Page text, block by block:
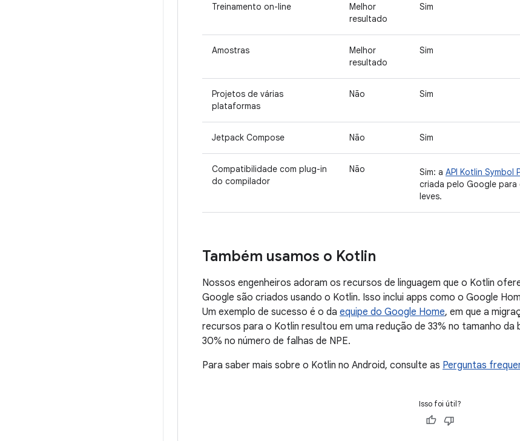
Treinamento on-line
Melhor
resultado
Sim
Amostras
Melhor
resultado
Sim
Projetos de várias
plataformas
Não Sim
Jetpack Compose Não Sim
Compatibilidade com plug-in
do compilador
Não Sim: a API Kotlin Symbol
criada pelo Google
leves.
Também usamos o Kotlin
Nossos engenheiros adoram os recursos de linguagem que o Kotlin
Google são criados usando o Kotlin. Isso inclui apps como o Google
Um exemplo de sucesso é o da equipe do Google Home, em que a
recursos para o Kotlin resultou em uma redução de 33% no tamanho da
30% no número de falhas de NPE.
Para saber mais sobre o Kotlin no Android, consulte as Perguntas
Isso foi útil?